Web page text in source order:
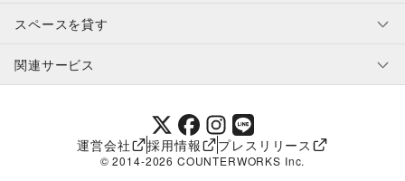
特定商取引法に基づく表示
補償プログラム
スペースを借りたい人へ
ユーザー利用規約
提携パートナー
スペースを貸す
スペースを貸したい方へ
オーナー利用規約
関連サービス
SHOPCOUNTER MAGAZINE
ショップカウンターエンタープライズ
ショップカウンター常設
運営会社 採用情報 プレスリリース
© 2014-2026 COUNTERWORKS Inc.